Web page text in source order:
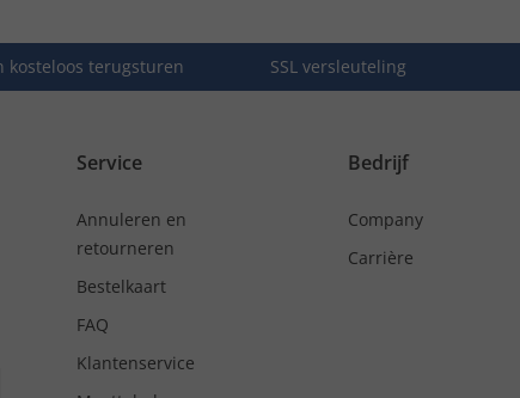
kosteloos terugsturen SSL versleuteling
Service
Annuleren en
retourneren
Bestelkaart
FAQ
Klantenservice
Bedrijf
Company
Carrière